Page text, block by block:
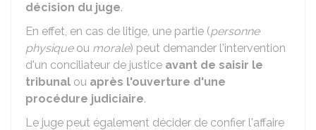
décision du juge.
En effet, en cas de litige, une partie (personne
physiqueou morale) peut demander l'intervention
d'un conciliateur de justice avant de saisir le
tribunal ou après l'ouverture d'une
procédure judiciaire.
Le juge peut également décider de confier l'affaire